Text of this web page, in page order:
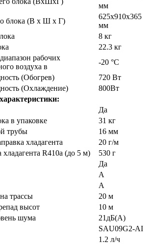
мм
блока (В х Ш х Г)
625х910х365
мм
8 кг
22.3 кг
рабочих
воздуха в
-20 °С
(Обогрев)
720 Вт
(Охлаждение)
800Вт
Да
в упаковке
31 кг
трубы
16 мм
хладагента
20 г/м
хладагента R410a (до 5 м)
530 г
Да
A
A
трассы
20 м
высот
10 м
шума
21дБ(А)
SAU09G2-AI
1.2 л/ч